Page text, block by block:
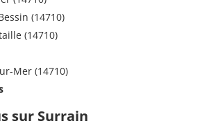
(14710)
(14710)
Mer (14710)
sur Surrain